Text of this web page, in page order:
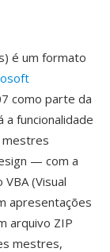
é um formato
como parte da
a funcionalidade
— com a
(Visual
apresentações
arquivo ZIP
mestres,